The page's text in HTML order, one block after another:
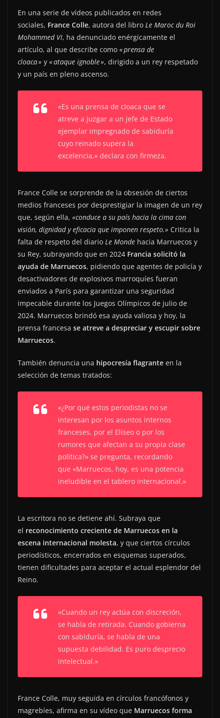
En una serie de vídeos publicados en redes
sociales, France Colle, autora del libro Le Maroc du Roi
Mohammed VI, ha denunciado enérgicamente el
artículo, al que describe como « prensa de
cloaca » y « ataque ignoble », dirigido a un rey respetado
y un país en pleno ascenso.
«Es una prensa de cloaca que se
atreve a juzgar a un jefe de Estado
ejemplar impregnado de sabiduría
cuyo reinado supera la
excelencia,» declara con firmeza.
France Colle se sorprende de la obsesión de ciertos
medios franceses por desprestigiar la imagen de un rey
que, según ella, «conduce a su país hacia la cima con
visión, dignidad y eficacia que imponen respeto.» Critica la
falta de respeto del diario Le Monde hacia Marruecos y
su Rey, subrayando que en 2024 Francia solicitó la
ayuda de Marruecos, pidiendo que agentes de policía y
desactivadores de explosivos marroquíes fueran
enviados a París para garantizar una seguridad
impecable durante los Juegos Olímpicos de julio de
2024. Marruecos brindó esa ayuda valiosa y hoy, la
prensa francesa se atreve a despreciar y escupir sobre
Marruecos.
También denuncia una hipocresía flagrante en la
selección de temas tratados:
«¿Por qué estos periodistas no se
interesan por los asuntos internos
franceses, por el Elíseo o por los
rumores que afectan a su propia clase
política?» se pregunta, recordando
que «Marruecos, hoy, es una potencia
ineludible en el tablero internacional.»
La escritora no se detiene ahí. Subraya que
el reconocimiento creciente de Marruecos en la
escena internacional molesta, y que ciertos círculos
periodísticos, encerrados en esquemas superados,
tienen dificultades para aceptar el actual esplendor del
Reino.
«Cuando un rey actúa con discreción,
se habla de retirada. Cuando gobierna
con sabiduría, se habla de una
supuesta debilidad. Es puro desprecio
intelectual.»
France Colle, muy seguida en círculos francófonos y
magrebíes, afirma en su vídeo que Marruecos forma